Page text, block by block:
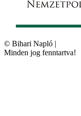
© Bihari Napló |
Minden jog fenntartva!